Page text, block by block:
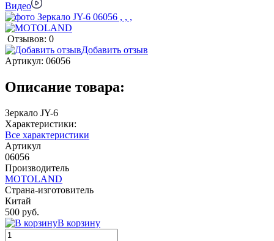
Видео
Отзывов: 0
Добавить отзыв
Артикул: 06056
Описание товара:
Зеркало JY-6
Характеристики:
Все характеристики
Артикул
06056
Производитель
MOTOLAND
Страна-изготовитель
Китай
500 руб.
В корзину